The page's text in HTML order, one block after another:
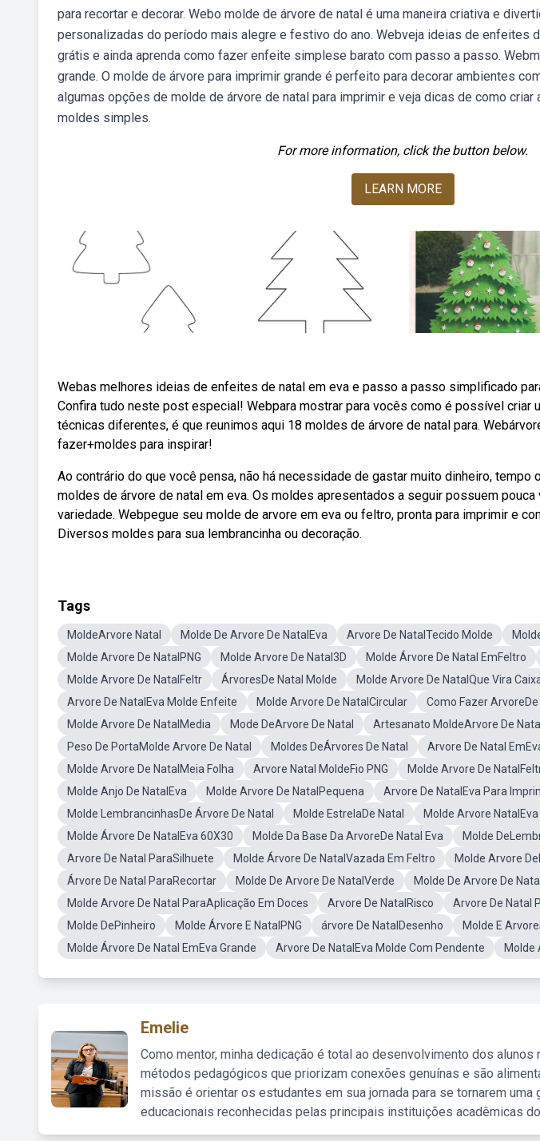
para recortar e decorar. Webo molde de árvore de natal é uma maneira criativa e
personalizadas do período mais alegre e festivo do ano. Webveja ideias de enfeites
grátis e ainda aprenda como fazer enfeite simplese barato com passo a passo.
grande. O molde de árvore para imprimir grande é perfeito para decorar ambientes
algumas opções de molde de árvore de natal para imprimir e veja dicas de como
moldes simples.
For more information, click the button below.
LEARN MORE
Webas melhores ideias de enfeites de natal em eva e passo a passo simplificado
Confira tudo neste post especial! Webpara mostrar para vocês como é possível criar
técnicas diferentes, é que reunimos aqui 18 moldes de árvore de natal para.
fazer+moldes para inspirar!
Ao contrário do que você pensa, não há necessidade de gastar muito dinheiro, tempo
moldes de árvore de natal em eva. Os moldes apresentados a seguir possuem
variedade. Webpegue seu molde de arvore em eva ou feltro, pronta para imprimir e
Diversos moldes para sua lembrancinha ou decoração.
Tags
MoldeArvore Natal Molde De Arvore De NatalEva Arvore De NatalTecido Molde
Molde Arvore De NatalPNG
Molde Arvore De Natal3D Molde Árvore De Natal EmFeltro
Molde Arvore De NatalFeltr
ÁrvoresDe Natal Molde Molde Arvore De NatalQue Vira
Arvore De NatalEva Molde Enfeite
Molde Arvore De NatalCircular
Como Fazer
Molde Arvore De NatalMedia
Mode DeArvore De Natal Artesanato MoldeArvore De Natal
Peso De PortaMolde Arvore De Natal
Moldes DeÁrvores De Natal
Arvore De Natal
Molde Arvore De NatalMeia Folha
Arvore Natal MoldeFio PNG
Molde Arvore De
Molde Anjo De NatalEva
Molde Arvore De NatalPequena
Arvore De NatalEva Para
Molde LembrancinhasDe Árvore De Natal
Molde EstrelaDe Natal
Molde Arvore
Molde Árvore De NatalEva 60X30
Molde Da Base Da ArvoreDe Natal Eva
Molde
Arvore De Natal ParaSilhuete
Molde Árvore De NatalVazada Em Feltro
Molde Arvore
Árvore De Natal ParaRecortar
Molde De Arvore De NatalVerde
Molde De Arvore De
Molde Arvore De Natal ParaAplicação Em Doces
Arvore De NatalRisco
Arvore De Natal
Molde DePinheiro
Molde Árvore E NatalPNG árvore De NatalDesenho
Molde E
Molde Árvore De Natal EmEva Grande
Arvore De NatalEva Molde Com Pendente Molde
Emelie
Como mentor, minha dedicação é total ao desenvolvimento dos alunos
métodos pedagógicos que priorizam conexões genuínas e são
missão é orientar os estudantes em sua jornada para se tornarem
educacionais reconhecidas pelas principais instituições acadêmicas